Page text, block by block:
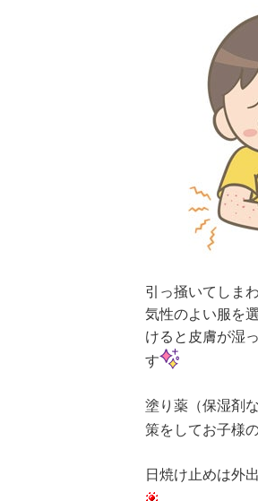
引っ掻いてしま
気性のよい服を
けると皮膚が湿
す
塗り薬（保湿剤
策をしてお子様
日焼け止めは外